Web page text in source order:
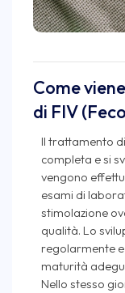
Come
di FIV
Il trattamento
completa e si
vengono
esami di
stimolazione
qualità. Lo
regolarmente
maturità
Nello stesso